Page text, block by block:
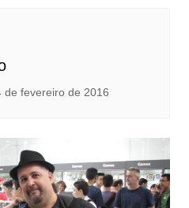
de fevereiro de 2016